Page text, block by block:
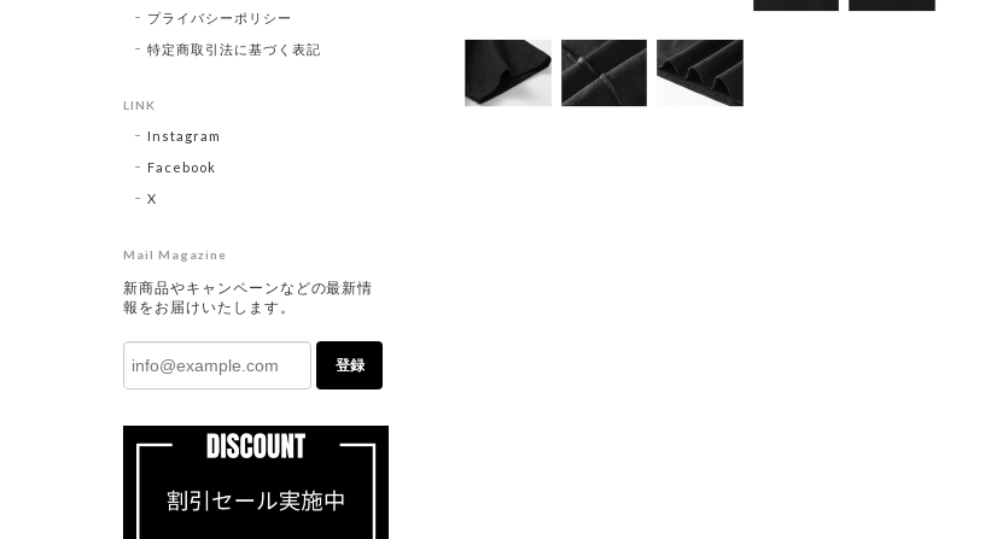
プライバシーポリシー
特定商取引法に基づく表記
LINK
Instagram
Facebook
X
Mail Magazine
新商品やキャンペーンなどの最新情
報をお届けいたします。
登録